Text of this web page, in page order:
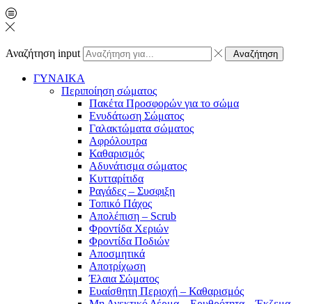
Αναζήτηση input Αναζήτηση
ΓΥΝΑΙΚΑ
Περιποίηση σώματος
Πακέτα Προσφορών για το σώμα
Ενυδάτωση Σώματος
Γαλακτώματα σώματος
Αφρόλουτρα
Καθαρισμός
Αδυνάτισμα σώματος
Κυτταρίτιδα
Ραγάδες – Συσφιξη
Τοπικό Πάχος
Απολέπιση – Scrub
Φροντίδα Χεριών
Φροντίδα Ποδιών
Αποσμητικά
Αποτρίχωση
Έλαια Σώματος
Ευαίσθητη Περιοχή – Καθαρισμός